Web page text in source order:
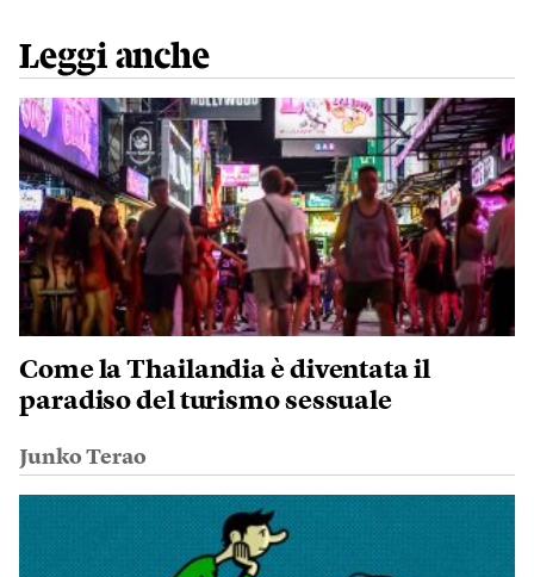
Leggi anche
Come la Thailandia è diventata il
paradiso del turismo sessuale
Junko Terao